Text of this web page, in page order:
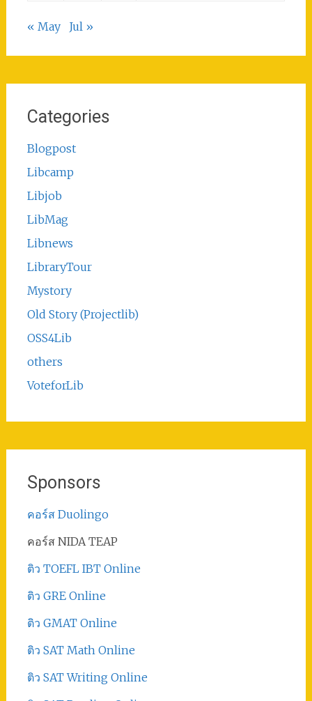
« May Jul »
Categories
Blogpost
Libcamp
Libjob
LibMag
Libnews
LibraryTour
Mystory
Old Story (Projectlib)
OSS4Lib
others
VoteforLib
Sponsors
คอร์ส Duolingo
คอร์ส NIDA TEAP
ติว TOEFL IBT Online
ติว GRE Online
ติว GMAT Online
ติว SAT Math Online
ติว SAT Writing Online